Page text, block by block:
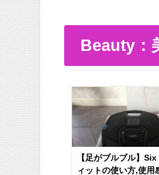
Beauty：
【足がブルブル】
ィットの使い方,使用